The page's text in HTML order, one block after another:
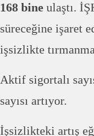
168 bine ulaştı.
süreceğine işaret
işsizlikte
Aktif sigortalı
sayısı artıyor.
İşsizlikteki artış